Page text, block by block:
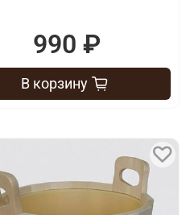
990 ₽
В корзину